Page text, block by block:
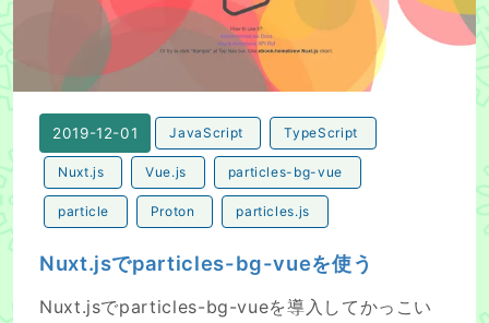
2019-12-01 JavaScript TypeScript
Nuxt.js Vue.js particles-bg-vue
particle Proton particles.js
Nuxt.jsでparticles-bg-vueを使う
Nuxt.jsでparticles-bg-vueを導入してかっこい